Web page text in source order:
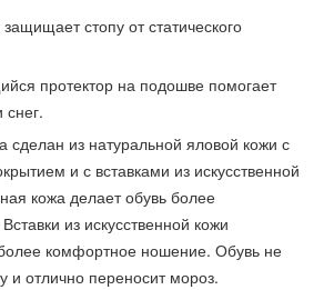
стопу от статического
протектор на подошве помогает
снег.
сделан из натуральной яловой кожи с
и с вставками из искусственной
кожа делает обувь более
из искусственной кожи
комфортное ношение. Обувь не
и отлично переносит мороз.